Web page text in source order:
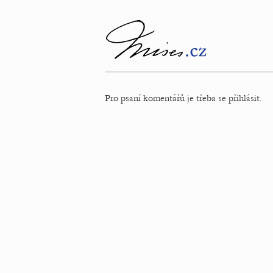
Pro psaní komentářů je třeba se přihlásit.